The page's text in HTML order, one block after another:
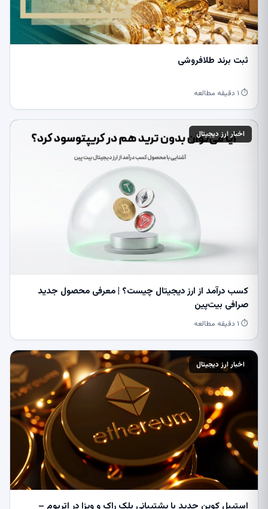
ثبت برند طلافروشی
⏱ ۱ دقیقه مطالعه
اخبار ارز دیجیتال
کسب درآمد از ارز دیجیتال چیست؟ | معرفی محصول جدید
صرافی بیت‌پین
⏱ ۱ دقیقه مطالعه
اخبار ارز دیجیتال
استیبل کوین جدید با پشتیبانی بلک راک و ویزا در اتریوم –